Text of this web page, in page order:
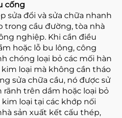
cống
sửa đổi và sửa chữa nhanh
trong cầu đường, tòa nhà
nghiệp. Khi cần điều
hoặc lỗ bu lông, công
chóng loại bỏ các mối hàn
loại mà không cần tháo
sửa chữa cầu, nó được sử
trên dầm hoặc loại bỏ
loại tại các khớp nối
sản xuất kết cấu thép,